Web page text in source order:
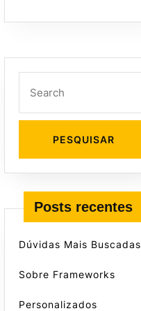
Posts recentes
Dúvidas Mais Buscadas
Sobre Frameworks
Personalizados